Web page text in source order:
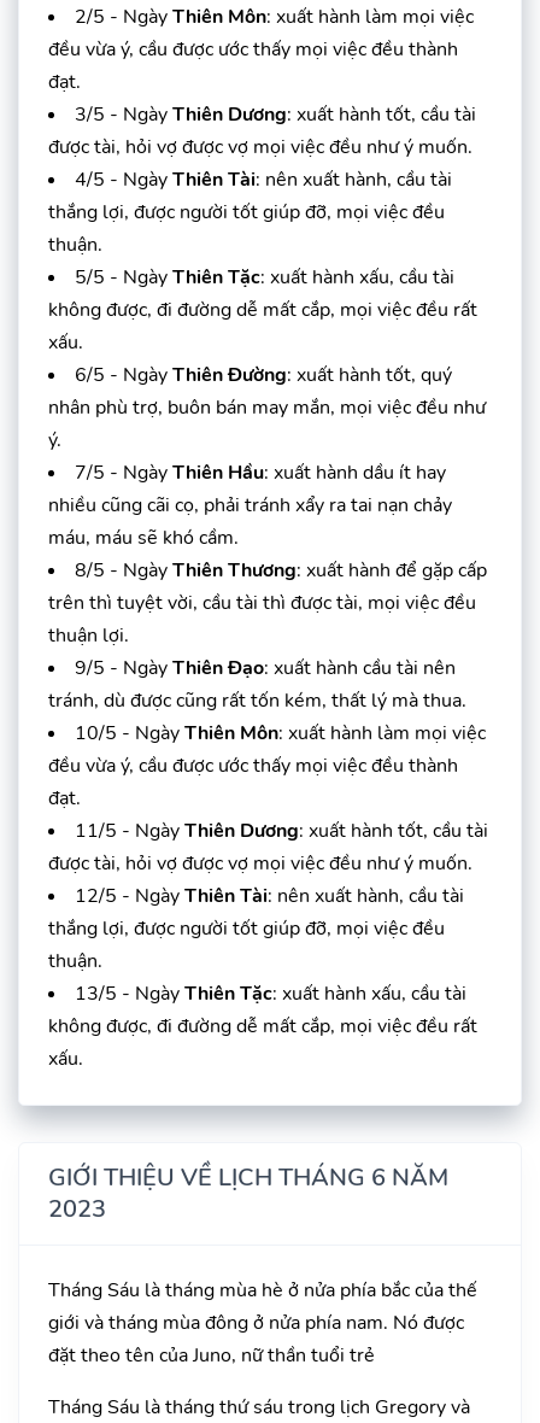
2/5 - NgàyThiên Môn: xuất hành làm mọi việc
đều vừa ý, cầu được ước thấy mọi việc đều thành
đạt.
3/5 - NgàyThiên Dương: xuất hành tốt, cầu tài
được tài, hỏi vợ được vợ mọi việc đều như ý muốn.
4/5 - NgàyThiên Tài: nên xuất hành, cầu tài
thắng lợi, được người tốt giúp đỡ, mọi việc đều
thuận.
5/5 - NgàyThiên Tặc: xuất hành xấu, cầu tài
không được, đi đường dễ mất cắp, mọi việc đều rất
xấu.
6/5 - NgàyThiên Đường: xuất hành tốt, quý
nhân phù trợ, buôn bán may mắn, mọi việc đều như
ý.
7/5 - NgàyThiên Hầu: xuất hành dầu ít hay
nhiều cũng cãi cọ, phải tránh xẩy ra tai nạn chảy
máu, máu sẽ khó cầm.
8/5 - NgàyThiên Thương: xuất hành để gặp cấp
trên thì tuyệt vời, cầu tài thì được tài, mọi việc đều
thuận lợi.
9/5 - NgàyThiên Đạo: xuất hành cầu tài nên
tránh, dù được cũng rất tốn kém, thất lý mà thua.
10/5 - NgàyThiên Môn: xuất hành làm mọi việc
đều vừa ý, cầu được ước thấy mọi việc đều thành
đạt.
11/5 - NgàyThiên Dương: xuất hành tốt, cầu tài
được tài, hỏi vợ được vợ mọi việc đều như ý muốn.
12/5 - NgàyThiên Tài: nên xuất hành, cầu tài
thắng lợi, được người tốt giúp đỡ, mọi việc đều
thuận.
13/5 - NgàyThiên Tặc: xuất hành xấu, cầu tài
không được, đi đường dễ mất cắp, mọi việc đều rất
xấu.
GIỚI THIỆU VỀ LỊCH THÁNG 6 NĂM
2023
Tháng Sáu là tháng mùa hè ở nửa phía bắc của thế
giới và tháng mùa đông ở nửa phía nam. Nó được
đặt theo tên của Juno, nữ thần tuổi trẻ
Tháng Sáu là tháng thứ sáu trong lịch Gregory và